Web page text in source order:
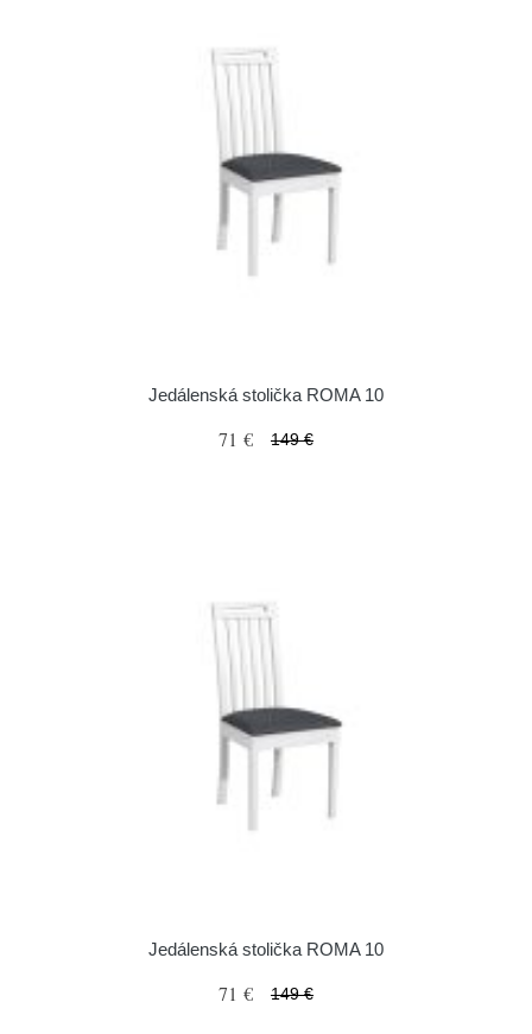
Jedálenská stolička ROMA 10
71 € 149 €
Jedálenská stolička ROMA 10
71 € 149 €